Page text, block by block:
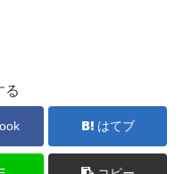
る
はてブ